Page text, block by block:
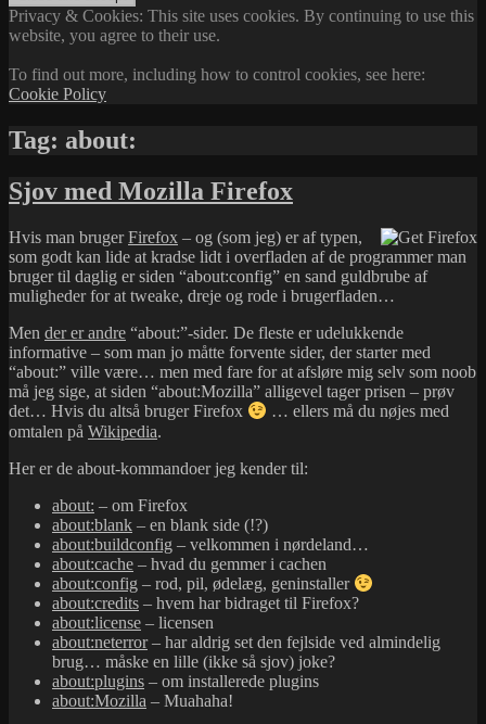
Privacy & Cookies: This site uses cookies. By continuing to use this
website, you agree to their use.
To find out more, including how to control cookies, see here:
Cookie Policy
Tag: about:
Sjov med Mozilla Firefox
Hvis man brugerFirefox – og (som jeg) er af typen,
som godt kan lide at kradse lidt i overfladen af de programmer man
bruger til daglig er siden “about:config” en sand guldbrube af
muligheder for at tweake, dreje og rode i brugerfladen…
Men der er andre “about:”-sider. De fleste er udelukkende
informative – som man jo måtte forvente sider, der starter med
“about:” ville være… men med fare for at afsløre mig selv som noob
må jeg sige, at siden “about:Mozilla” alligevel tager prisen – prøv
det… Hvis du altså bruger Firefox
… ellers må du nøjes med
omtalen på Wikipedia.
Her er de about-kommandoer jeg kender til:
about: – om Firefox
about:blank – en blank side (!?)
about:buildconfig – velkommen i nørdeland…
about:cache – hvad du gemmer i cachen
about:config – rod, pil, ødelæg, geninstaller
about:credits – hvem har bidraget til Firefox?
about:license – licensen
about:neterror– har aldrig set den fejlside ved almindelig
brug… måske en lille (ikke så sjov) joke?
about:plugins – om installerede plugins
about:Mozilla – Muahaha!